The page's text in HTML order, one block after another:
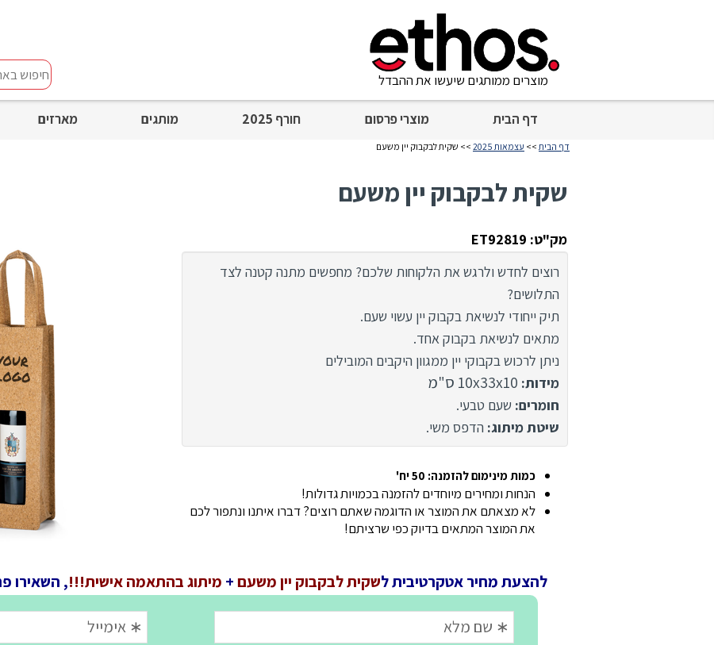
דף הבית מוצרי פרסום חורף 2025 מותגים מארזים
חיפוש
באתר
מוצרים ממותגים שיעשו את ההבדל
דף הבית >> עצמאות 2025 >> שקית לבקבוק יין משעם
שקית לבקבוק יין משעם
מק"ט: ET92819
רוצים לחדש ולרגש את הלקוחות שלכם? מחפשים מתנה קטנה לצד
התלושים?
תיק ייחודי לנשיאת בקבוק יין עשוי שעם.
מתאים לנשיאת בקבוק אחד.
ניתן לרכוש בקבוקי יין ממגוון היקבים המובילים
מידות: 10x33x10 ס"מ
חומרים: שעם טבעי.
שיטת מיתוג: הדפס משי.
כמות מינימום להזמנה: 50 יח'
הנחות ומחירים מיוחדים להזמנה בכמויות גדולות!
לא מצאתם את המוצר או הדוגמה שאתם רוצים? דברו איתנו ונתפור לכם
את המוצר המתאים בדיוק כפי שרציתם!
להצעת מחיר אטקרטיבית לשקית לבקבוק יין משעם+ מיתוג בהתאמה אישית!!!, השאירו